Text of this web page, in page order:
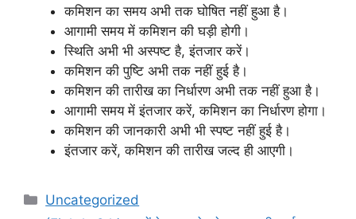
कमिशन का समय अभी तक घोषित नहीं हुआ है।
आगामी समय में कमिशन की घड़ी होगी।
स्थिति अभी भी अस्पष्ट है, इंतजार करें।
कमिशन की पुष्टि अभी तक नहीं हुई है।
कमिशन की तारीख का निर्धारण अभी तक नहीं हुआ है।
आगामी समय में इंतजार करें, कमिशन का निर्धारण होगा।
कमिशन की जानकारी अभी भी स्पष्ट नहीं हुई है।
इंतजार करें, कमिशन की तारीख जल्द ही आएगी।
Categories
Uncategorized